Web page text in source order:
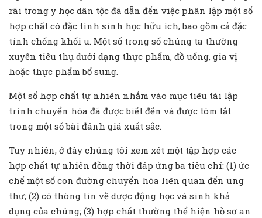
rãi trong y học dân tộc đã dẫn đến việc phân lập một số
hợp chất có đặc tính sinh học hữu ích, bao gồm cả đặc
tính chống khối u. Một số trong số chúng ta thường
xuyên tiêu thụ dưới dạng thực phẩm, đồ uống, gia vị
hoặc thực phẩm bổ sung.
Một số hợp chất tự nhiên nhắm vào mục tiêu tái lập
trình chuyển hóa đã được biết đến và được tóm tắt
trong một số bài đánh giá xuất sắc.
Tuy nhiên, ở đây chúng tôi xem xét một tập hợp các
hợp chất tự nhiên đồng thời đáp ứng ba tiêu chí: (1) ức
chế một số con đường chuyển hóa liên quan đến ung
thư; (2) có thông tin về dược động học và sinh khả
dụng của chúng; (3) hợp chất thường thể hiện hồ sơ an